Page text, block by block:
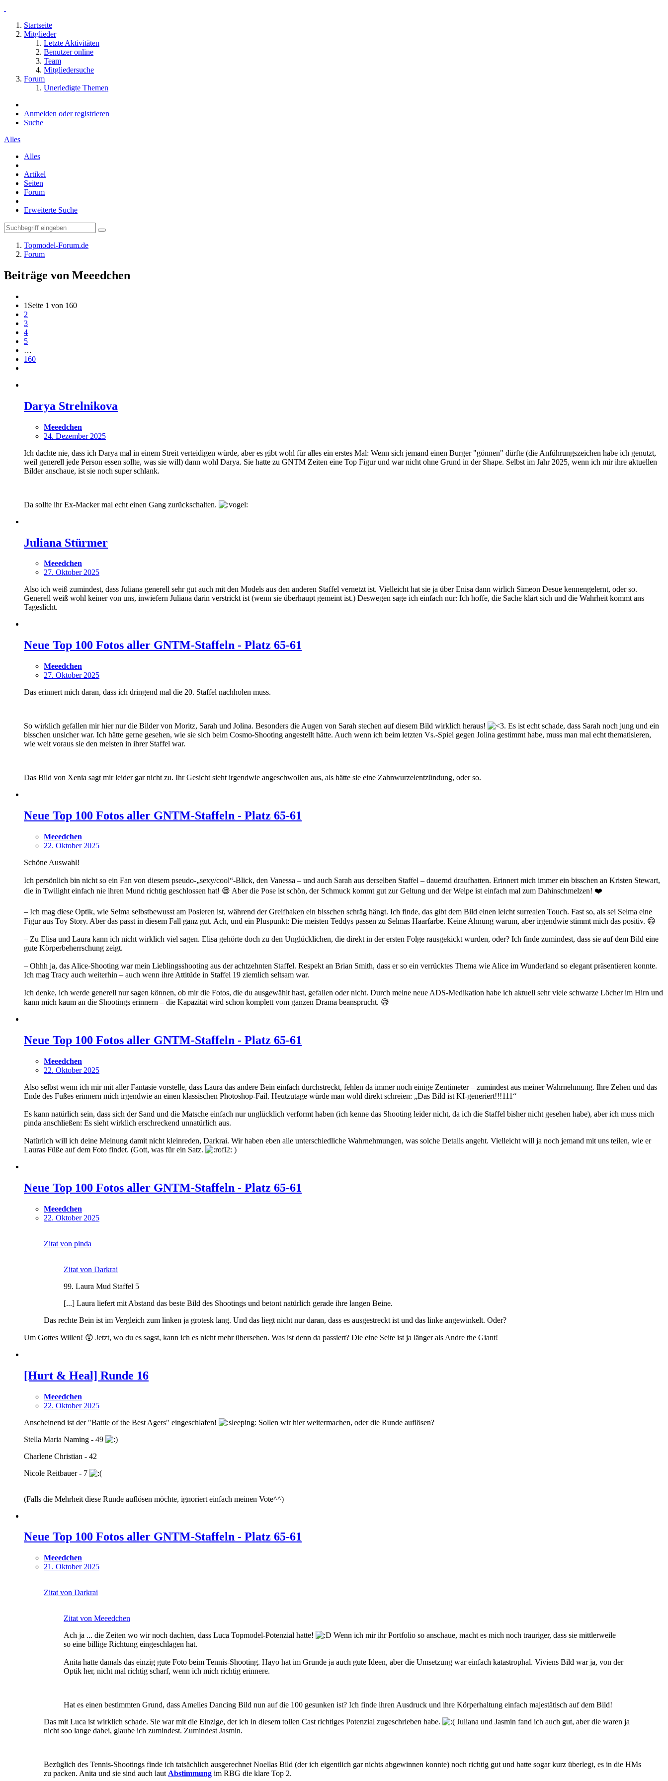
Startseite
Mitglieder
Letzte Aktivitäten
Benutzer online
Team
Mitgliedersuche
Forum
Unerledigte Themen
Anmelden oder registrieren
Suche
Alles
Alles
Artikel
Seiten
Forum
Erweiterte Suche
Topmodel-Forum.de
Forum
Beiträge von Meeedchen
1 Seite 1 von 160
2
3
4
5
…
160
Darya Strelnikova
Meeedchen
24. Dezember 2025
Ich dachte nie, dass ich Darya mal in einem Streit verteidigen würde, aber es gibt wohl für alles ein erstes Mal: Wenn sich jemand einen Burger "gönnen" dürfte (die Anführungszeichen habe ich genutzt,
weil generell jede Person essen sollte, was sie will) dann wohl Darya. Sie hatte zu GNTM Zeiten eine Top Figur und war nicht ohne Grund in der Shape. Selbst im Jahr 2025, wenn ich mir ihre aktuellen
Bilder anschaue, ist sie noch super schlank.
Da sollte ihr Ex-Macker mal echt einen Gang zurückschalten.
Juliana Stürmer
Meeedchen
27. Oktober 2025
Also ich weiß zumindest, dass Juliana generell sehr gut auch mit den Models aus den anderen Staffel vernetzt ist. Vielleicht hat sie ja über Enisa dann wirlich Simeon Desue kennengelernt, oder so.
Generell weiß wohl keiner von uns, inwiefern Juliana darin verstrickt ist (wenn sie überhaupt gemeint ist.) Deswegen sage ich einfach nur: Ich hoffe, die Sache klärt sich und die Wahrheit kommt ans
Tageslicht.
Neue Top 100 Fotos aller GNTM-Staffeln - Platz 65-61
Meeedchen
27. Oktober 2025
Das erinnert mich daran, dass ich dringend mal die 20. Staffel nachholen muss.
So wirklich gefallen mir hier nur die Bilder von Moritz, Sarah und Jolina. Besonders die Augen von Sarah stechen auf diesem Bild wirklich heraus!
Es ist echt schade, dass Sarah noch jung und ein
bisschen unsicher war. Ich hätte gerne gesehen, wie sie sich beim Cosmo-Shooting angestellt hätte. Auch wenn ich beim letzten Vs.-Spiel gegen Jolina gestimmt habe, muss man mal echt thematisieren,
wie weit voraus sie den meisten in ihrer Staffel war.
Das Bild von Xenia sagt mir leider gar nicht zu. Ihr Gesicht sieht irgendwie angeschwollen aus, als hätte sie eine Zahnwurzelentzündung, oder so.
Neue Top 100 Fotos aller GNTM-Staffeln - Platz 65-61
Meeedchen
22. Oktober 2025
Schöne Auswahl!
Ich persönlich bin nicht so ein Fan von diesem pseudo-„sexy/cool“-Blick, den Vanessa – und auch Sarah aus derselben Staffel – dauernd draufhatten. Erinnert mich immer ein bisschen an Kristen Stewart,
die in Twilight einfach nie ihren Mund richtig geschlossen hat! 😄 Aber die Pose ist schön, der Schmuck kommt gut zur Geltung und der Welpe ist einfach mal zum Dahinschmelzen! ❤️
– Ich mag diese Optik, wie Selma selbstbewusst am Posieren ist, während der Greifhaken ein bisschen schräg hängt. Ich finde, das gibt dem Bild einen leicht surrealen Touch. Fast so, als sei Selma eine
Figur aus Toy Story. Aber das passt in diesem Fall ganz gut. Ach, und ein Pluspunkt: Die meisten Teddys passen zu Selmas Haarfarbe. Keine Ahnung warum, aber irgendwie stimmt mich das positiv. 😄
– Zu Elisa und Laura kann ich nicht wirklich viel sagen. Elisa gehörte doch zu den Unglücklichen, die direkt in der ersten Folge rausgekickt wurden, oder? Ich finde zumindest, dass sie auf dem Bild eine
gute Körperbeherrschung zeigt.
– Ohhh ja, das Alice-Shooting war mein Lieblingsshooting aus der achtzehnten Staffel. Respekt an Brian Smith, dass er so ein verrücktes Thema wie Alice im Wunderland so elegant präsentieren konnte.
Ich mag Tracy auch weiterhin – auch wenn ihre Attitüde in Staffel 19 ziemlich seltsam war.
Ich denke, ich werde generell nur sagen können, ob mir die Fotos, die du ausgewählt hast, gefallen oder nicht. Durch meine neue ADS-Medikation habe ich aktuell sehr viele schwarze Löcher im Hirn und
kann mich kaum an die Shootings erinnern – die Kapazität wird schon komplett vom ganzen Drama beansprucht. 😅
Neue Top 100 Fotos aller GNTM-Staffeln - Platz 65-61
Meeedchen
22. Oktober 2025
Also selbst wenn ich mir mit aller Fantasie vorstelle, dass Laura das andere Bein einfach durchstreckt, fehlen da immer noch einige Zentimeter – zumindest aus meiner Wahrnehmung. Ihre Zehen und das
Ende des Fußes erinnern mich irgendwie an einen klassischen Photoshop-Fail. Heutzutage würde man wohl direkt schreien: „Das Bild ist KI-generiert!!!111“
Es kann natürlich sein, dass sich der Sand und die Matsche einfach nur unglücklich verformt haben (ich kenne das Shooting leider nicht, da ich die Staffel bisher nicht gesehen habe), aber ich muss mich
pinda anschließen: Es sieht wirklich erschreckend unnatürlich aus.
Natürlich will ich deine Meinung damit nicht kleinreden, Darkrai. Wir haben eben alle unterschiedliche Wahrnehmungen, was solche Details angeht. Vielleicht will ja noch jemand mit uns teilen, wie er
Lauras Füße auf dem Foto findet. (Gott, was für ein Satz.
)
Neue Top 100 Fotos aller GNTM-Staffeln - Platz 65-61
Meeedchen
22. Oktober 2025
Zitat von pinda
Zitat von Darkrai
99. Laura Mud Staffel 5
[...] Laura liefert mit Abstand das beste Bild des Shootings und betont natürlich gerade ihre langen Beine.
Das rechte Bein ist im Vergleich zum linken ja grotesk lang. Und das liegt nicht nur daran, dass es ausgestreckt ist und das linke angewinkelt. Oder?
Um Gottes Willen! 😲 Jetzt, wo du es sagst, kann ich es nicht mehr übersehen. Was ist denn da passiert? Die eine Seite ist ja länger als Andre the Giant!
[Hurt & Heal] Runde 16
Meeedchen
22. Oktober 2025
Anscheinend ist der "Battle of the Best Agers" eingeschlafen!
Sollen wir hier weitermachen, oder die Runde auflösen?
Stella Maria Naming - 49
Charlene Christian - 42
Nicole Reitbauer - 7
(Falls die Mehrheit diese Runde auflösen möchte, ignoriert einfach meinen Vote^^)
Neue Top 100 Fotos aller GNTM-Staffeln - Platz 65-61
Meeedchen
21. Oktober 2025
Zitat von Darkrai
Zitat von Meeedchen
Ach ja ... die Zeiten wo wir noch dachten, dass Luca Topmodel-Potenzial hatte!
Wenn ich mir ihr Portfolio so anschaue, macht es mich noch trauriger, dass sie mittlerweile
so eine billige Richtung eingeschlagen hat.
Anita hatte damals das einzig gute Foto beim Tennis-Shooting. Hayo hat im Grunde ja auch gute Ideen, aber die Umsetzung war einfach katastrophal. Viviens Bild war ja, von der
Optik her, nicht mal richtig scharf, wenn ich mich richtig erinnere.
Hat es einen bestimmten Grund, dass Amelies Dancing Bild nun auf die 100 gesunken ist? Ich finde ihren Ausdruck und ihre Körperhaltung einfach majestätisch auf dem Bild!
Das mit Luca ist wirklich schade. Sie war mit die Einzige, der ich in diesem tollen Cast richtiges Potenzial zugeschrieben habe.
Juliana und Jasmin fand ich auch gut, aber die waren ja
nicht soo lange dabei, glaube ich zumindest. Zumindest Jasmin.
Bezüglich des Tennis-Shootings finde ich tatsächlich ausgerechnet Noellas Bild (der ich eigentlich gar nichts abgewinnen konnte) noch richtig gut und hatte sogar kurz überlegt, es in die HMs
zu packen. Anita und sie sind auch laut Abstimmung im RBG die klare Top 2.